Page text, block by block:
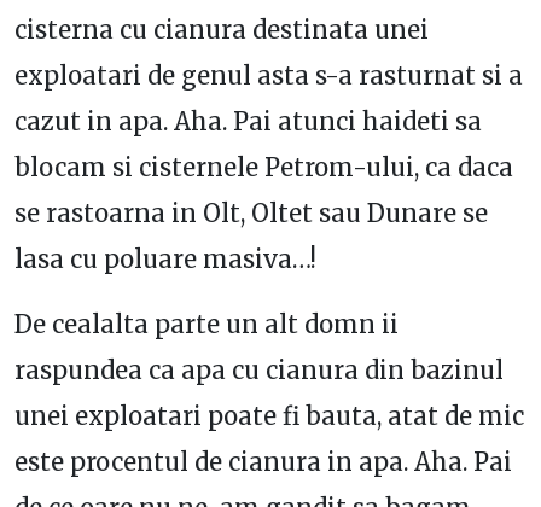
cisterna cu cianura destinata unei
exploatari de genul asta s-a rasturnat si a
cazut in apa. Aha. Pai atunci haideti sa
blocam si cisternele Petrom-ului, ca daca
se rastoarna in Olt, Oltet sau Dunare se
lasa cu poluare masiva…!
De cealalta parte un alt domn ii
raspundea ca apa cu cianura din bazinul
unei exploatari poate fi bauta, atat de mic
este procentul de cianura in apa. Aha. Pai